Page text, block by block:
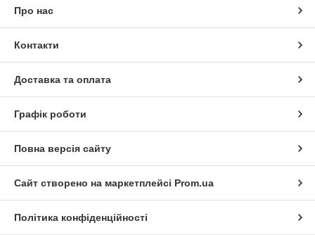
Про нас
Контакти
Доставка та оплата
Графік роботи
Повна версія сайту
Сайт створено на маркетплейсі Prom.ua
Політика конфіденційності